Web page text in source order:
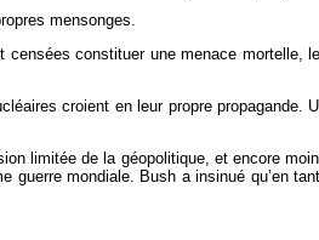
mensonges.
censées constituer une menace
croient en leur propre
limitée de la géopolitique, et encore
guerre mondiale. Bush a insinué qu’en